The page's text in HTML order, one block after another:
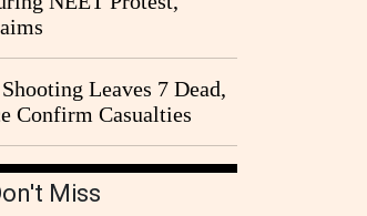
Leaves 7 Dead,
Confirm Casualties
Miss